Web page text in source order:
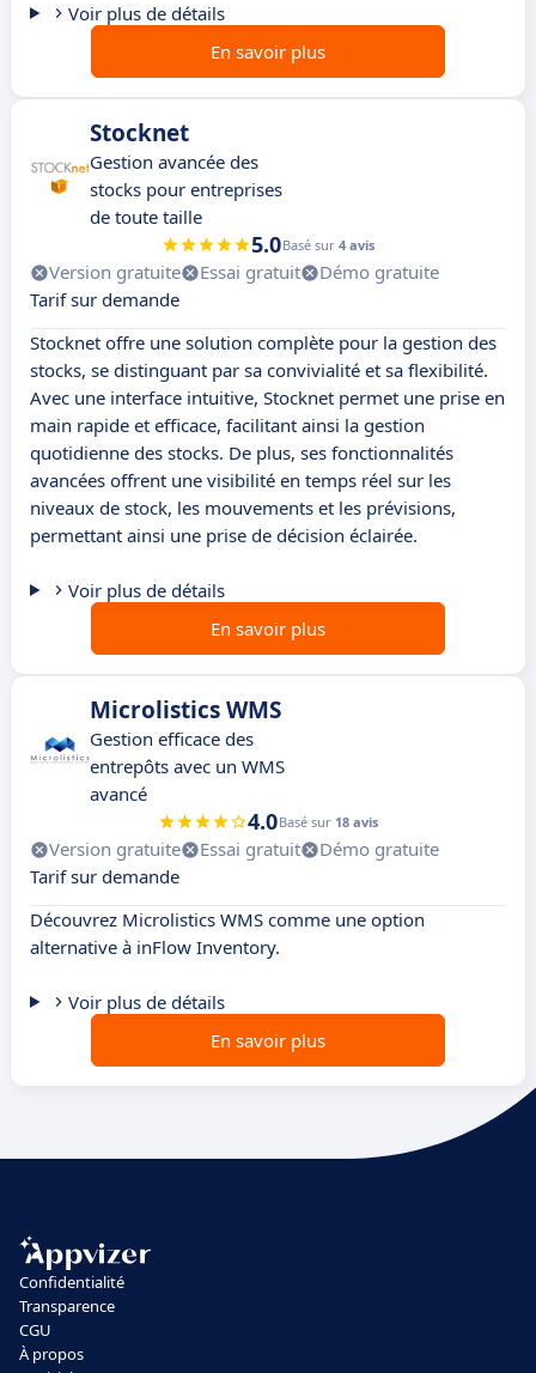
Voir plus de détails
En savoir plus
Stocknet
Gestion avancée des
stocks pour entreprises
de toute taille
5.0Basé sur 4 avis
Version gratuite Essai gratuit
Démo gratuite
Tarif sur demande
Stocknet offre une solution complète pour la gestion des
stocks, se distinguant par sa convivialité et sa flexibilité.
Avec une interface intuitive, Stocknet permet une prise en
main rapide et efficace, facilitant ainsi la gestion
quotidienne des stocks. De plus, ses fonctionnalités
avancées offrent une visibilité en temps réel sur les
niveaux de stock, les mouvements et les prévisions,
permettant ainsi une prise de décision éclairée.
Voir plus de détails
En savoir plus
Microlistics WMS
Gestion efficace des
entrepôts avec un WMS
avancé
4.0Basé sur 18 avis
Version gratuite Essai gratuit
Démo gratuite
Tarif sur demande
Découvrez Microlistics WMS comme une option
alternative à inFlow Inventory.
Voir plus de détails
En savoir plus
Confidentialité
Transparence
CGU
À propos